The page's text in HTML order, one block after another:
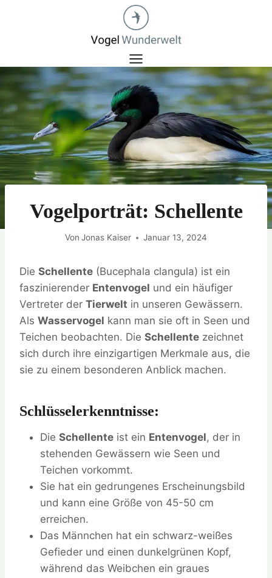
Vogelporträt: Schellente
Von Jonas Kaiser Januar 13, 2024
Die Schellente (Bucephala clangula) ist ein
faszinierender Entenvogel und ein häufiger
Vertreter der Tierwelt in unseren Gewässern.
Als Wasservogel kann man sie oft in Seen und
Teichen beobachten. Die Schellente zeichnet
sich durch ihre einzigartigen Merkmale aus, die
sie zu einem besonderen Anblick machen.
Schlüsselerkenntnisse:
Die Schellente ist ein Entenvogel, der in
stehenden Gewässern wie Seen und
Teichen vorkommt.
Sie hat ein gedrungenes Erscheinungsbild
und kann eine Größe von 45-50 cm
erreichen.
Das Männchen hat ein schwarz-weißes
Gefieder und einen dunkelgrünen Kopf,
während das Weibchen ein graues